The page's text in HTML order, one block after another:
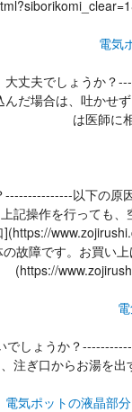
電気
丈夫でしょうか？
だ場合は、吐かせ
は医師に
以下の
記操作を行っても
故障です。お買い
(https://
しょうか？
注ぎ口からお湯を
電気ポットの液晶部